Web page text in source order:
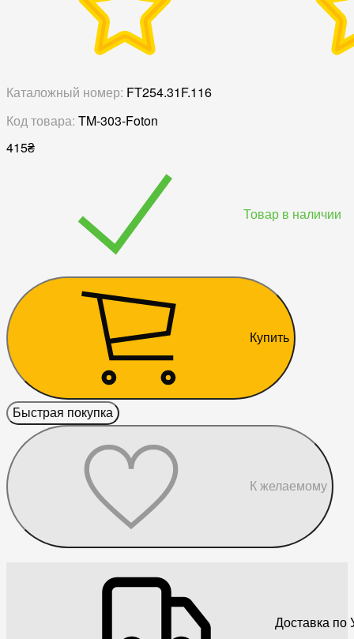
Каталожный номер: FT254.31F.116
Код товара: TM-303-Foton
415₴
Товар в наличии
Купить
Быстрая покупка
К желаемому
Доставка по